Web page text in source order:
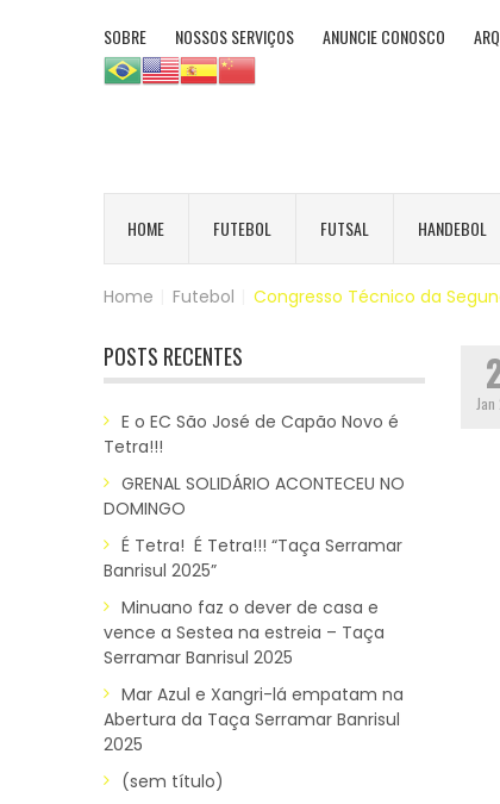
SOBRE NOSSOS SERVIÇOS ANUNCIE CONOSCO
HOME FUTEBOL FUTSAL HANDEBOL
Home Futebol Congresso Técnico da
POSTS RECENTES
E o EC São José de Capão Novo é
Tetra!!!
GRENAL SOLIDÁRIO ACONTECEU NO
DOMINGO
É Tetra! É Tetra!!! “Taça Serramar
Banrisul 2025”
Minuano faz o dever de casa e
vence a Sestea na estreia – Taça
Serramar Banrisul 2025
Mar Azul e Xangri-lá empatam na
Abertura da Taça Serramar Banrisul
2025
(sem título)